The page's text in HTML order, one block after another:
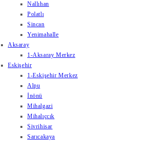
Nallıhan
Polatlı
Sincan
Yenimahalle
Aksaray
1-Aksaray Merkez
Eskişehir
1-Eskişehir Merkez
Alpu
İnönü
Mihalgazi
Mihalıçcık
Sivrihisar
Sarıcakaya